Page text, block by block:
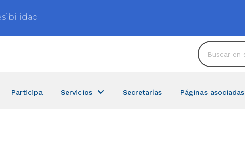
Participa Servicios Secretarías Páginas asociadas